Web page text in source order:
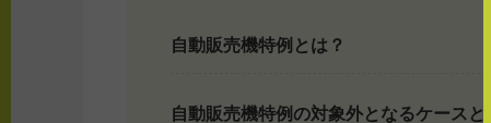
自動販売機特例とは？
自動販売機特例の対象外となるケースと